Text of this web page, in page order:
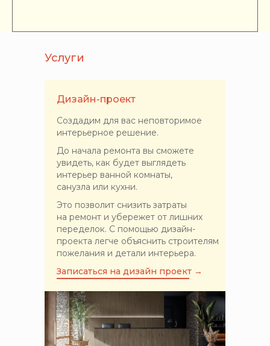
Услуги
Дизайн-проект
Создадим для вас неповторимое
интерьерное решение.
До начала ремонта вы сможете
увидеть, как будет выглядеть
интерьер ванной комнаты,
санузла или кухни.
Это позволит снизить затраты
на ремонт и убережет от лишних
переделок. С помощью дизайн-
проекта легче объяснить строителям
пожелания и детали интерьера.
Записаться на дизайн проект →